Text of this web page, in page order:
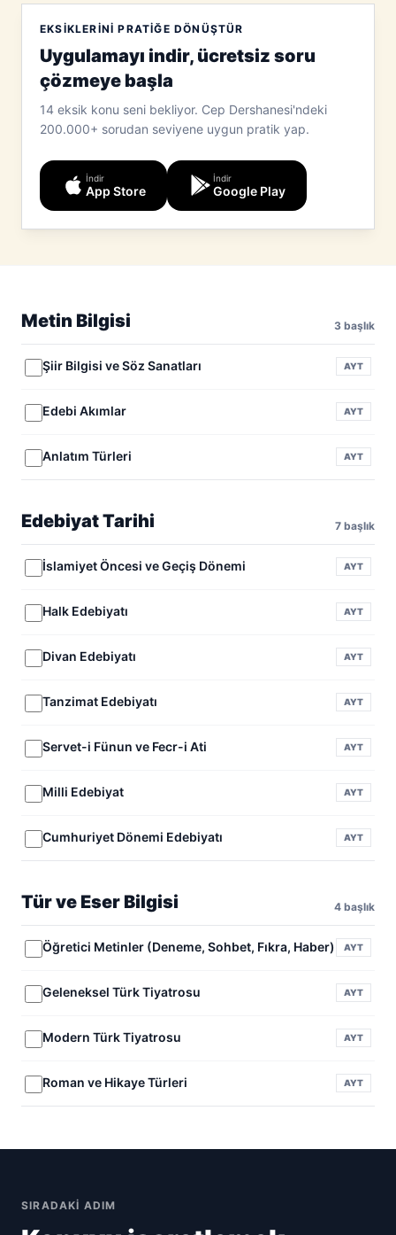
EKSIKLERINI PRATIĞE DÖNÜŞTÜR
Uygulamayı indir, ücretsiz soru
çözmeye başla
14 eksik konu seni bekliyor. Cep Dershanesi'ndeki
200.000+ sorudan seviyene uygun pratik yap.
İndir
App Store
İndir
Google Play
Metin Bilgisi 3 başlık
Şiir Bilgisi ve Söz Sanatları AYT
Edebi Akımlar AYT
Anlatım Türleri AYT
Edebiyat Tarihi 7 başlık
İslamiyet Öncesi ve Geçiş Dönemi AYT
Halk Edebiyatı AYT
Divan Edebiyatı AYT
Tanzimat Edebiyatı AYT
Servet-i Fünun ve Fecr-i Ati AYT
Milli Edebiyat AYT
Cumhuriyet Dönemi Edebiyatı AYT
Tür ve Eser Bilgisi 4 başlık
Öğretici Metinler (Deneme, Sohbet, Fıkra, Haber) AYT
Geleneksel Türk Tiyatrosu AYT
Modern Türk Tiyatrosu AYT
Roman ve Hikaye Türleri AYT
SIRADAKI ADIM